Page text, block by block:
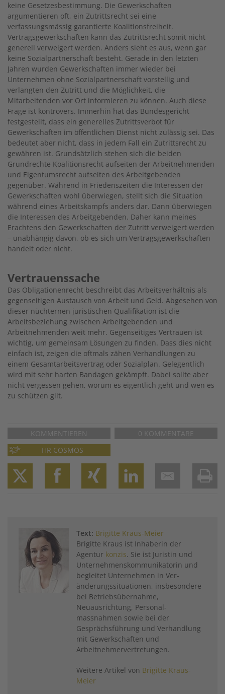
keine Gesetzesbestimmung. Die Gewerkschaften
argumentieren oft, ein Zutrittsrecht sei eine
verfassungsmässig garantierte Koalitionsfreiheit.
Vertragsgewerkschaften kann das Zutrittsrecht somit nicht
generell verweigert werden. Anders sieht es aus, wenn gar
keine Sozialpartnerschaft besteht. Gerade in den letzten
Jahren wurden Gewerkschaften immer wieder bei
Unternehmen ohne Sozialpartnerschaft vorstellig und
verlangten den Zutritt und die Möglichkeit, die
Mitarbeitenden vor Ort informieren zu können. Auch diese
Frage ist kontrovers. Immerhin hat das Bundesgericht
festgestellt, dass ein generelles Zutrittsverbot für
Gewerkschaften im öffentlichen Dienst nicht zulässig sei. Das
bedeutet aber nicht, dass in jedem Fall ein Zutrittsrecht zu
gewähren ist. Grundsätzlich stehen sich die beiden
Grundrechte Koalitionsrecht aufseiten der Arbeitnehmenden
und Eigentumsrecht aufseiten des Arbeitgebenden
gegenüber. Während in Friedenszeiten die Interessen der
Gewerkschaften wohl überwiegen, stellt sich die Situation
während eines Arbeitskampfs anders dar. Dann überwiegen
die Interessen des Arbeitgebenden. Daher kann meines
Erachtens den Gewerkschaften der Zutritt verweigert werden
– unabhängig davon, ob es sich um Vertragsgewerkschaften
handelt oder nicht.
Vertrauenssache
Das Obligationenrecht beschreibt das Arbeitsverhältnis als
gegenseitigen Austausch von Arbeit und Geld. Abgesehen von
dieser nüchternen juristischen Qualifikation ist die
Arbeitsbeziehung zwischen Arbeitgebenden und
Arbeitnehmenden weit mehr. Gegenseitiges Vertrauen ist
wichtig, um gemeinsam Lösungen zu finden. Dass dies nicht
einfach ist, zeigen die oftmals zähen Verhandlungen zu
einem Gesamtarbeitsvertrag oder Sozialplan. Gelegentlich
wird mit sehr harten Bandagen gekämpft. Dabei sollte aber
nicht vergessen gehen, worum es eigentlich geht und wen es
zu schützen gilt.
KOMMENTIEREN
0 KOMMENTARE
HR COSMOS
Text: Brigitte Kraus-Meier
Brigitte Kraus ist ­Inhaberin der
Agentur konzis. Sie ist Juristin und
Unternehmenskommunikatorin und
begleitet Unternehmen in Ver­
änderungssituationen, ­insbesondere
bei Betriebsübernahme,
Neuausrichtung, Personal­
massnahmen sowie bei der
Gesprächsführung und Verhandlung
mit Gewerkschaften und
Arbeitnehmer­vertretungen.
Weitere Artikel von Brigitte Kraus-
Meier